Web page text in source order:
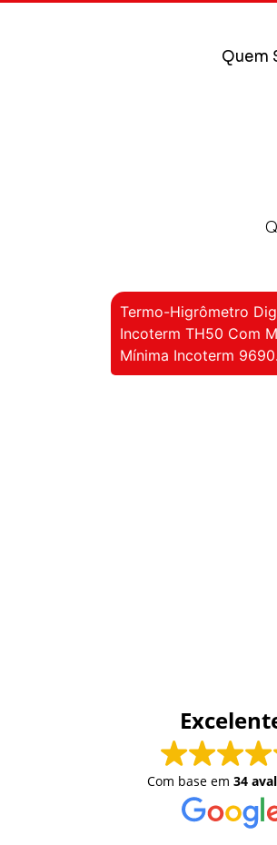
Quem
Termo-Higrômetro
Incoterm TH50 Com
Mínima Incoterm
Com base em 34